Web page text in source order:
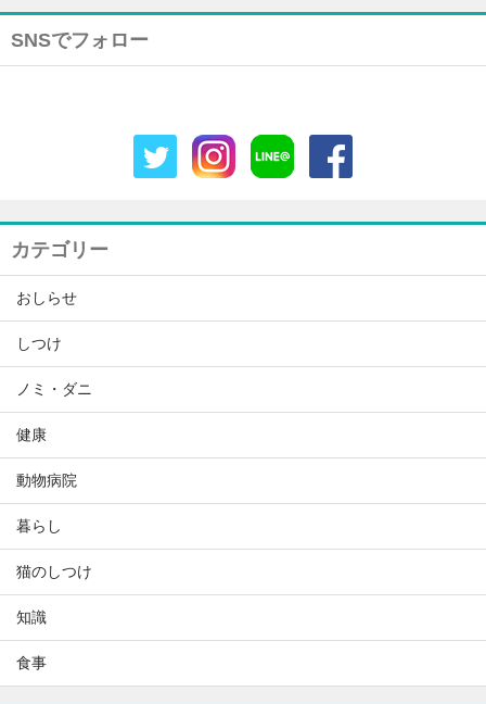
SNSでフォロー
カテゴリー
おしらせ
しつけ
ノミ・ダニ
健康
動物病院
暮らし
猫のしつけ
知識
食事